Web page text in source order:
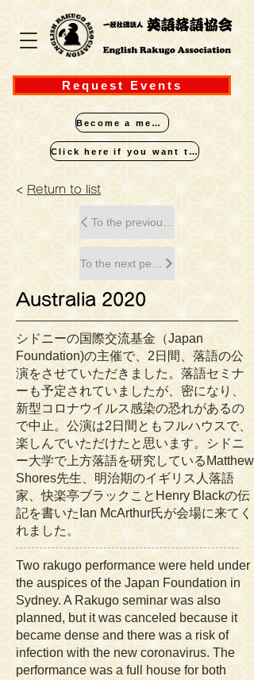
Request Events
Become a member
Click here if you want to perform
< Return to list
To the previous performance
To the next performance
Australia 2020
シドニーの国際交流基金（Japan
Foundation)の主催で、2日間、落語の公
演をさせていただきました。落語セミナ
ーも予定されていましたが、密になり、
新型コロナウイルス感染の恐れがあるの
で中止。公演は2日間ともフルハウスで、
楽しんでいただけたと思います。シドニ
ー大学で上方落語を研究しているMatthew
Shores先生、明治期のイギリス人落語
家、快楽亭ブラックことHenry Blackの伝
記を書いたIan McArthur氏が会場に来てく
れました。
Two rakugo performance were held under
the auspices of the Japan Foundation in
Sydney. A Rakugo seminar was also
planned, but it was canceled because it
became dense and there was a risk of
infection with the new coronavirus. The
performance was a full house for both